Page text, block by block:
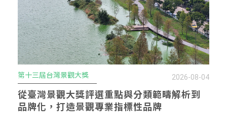
景觀大師講堂 2026-08-04
從「根系」到「流域」：原生植物與河川復
育的在地功課